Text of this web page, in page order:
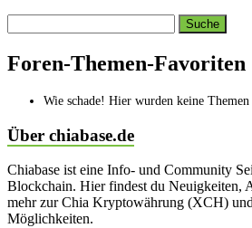
topics:
Foren-Themen-Favoriten
Wie schade! Hier wurden keine Themen
Über chiabase.de
Chiabase ist eine Info- und Community
Blockchain. Hier findest du Neuigkeiten,
mehr zur Chia Kryptowährung (XCH)
Möglichkeiten.